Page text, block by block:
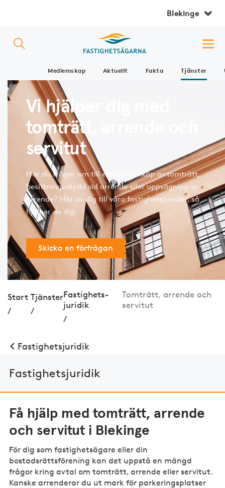
Blekinge
Medlemskap Aktuellt Fakta Tjänster
Vi hjälper dig med
tomträtt, arrende och
servitut
Har du frågor om till exempel friköp av tomträtt,
besittningsskydd vid arrende eller uppsägning av
arrende? Hör av dig till våra fastighetsjurister, så
hjälper de dig.
Skicka en förfrågan
Start
/
Tjänster
/
Fastig­hets­
juridik
/
Tomträtt, arrende och
servitut
Fastig­hets­juridik
Fastig­hets­juridik
Få hjälp med tomträtt, arrende
och servitut i Blekinge
För dig som fastighetsägare eller din
bostadsrättsförening kan det uppstå en mängd
frågor kring avtal om tomträtt, arrende eller servitut.
Kanske arrenderar du ut mark för parkeringsplatser